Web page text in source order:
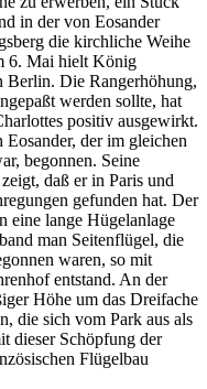
in der von Eosander
die kirchliche Weihe
6. Mai hielt König
Berlin. Die Rangerhöhung,
werden sollte, hat
positiv ausgewirkt.
der im gleichen
begonnen. Seine
daß er in Paris und
gefunden hat. Der
eine lange Hügelanlage
man Seitenflügel, die
waren, so mit
entstand. An der
Höhe um das Dreifache
die sich vom Park aus als
dieser Schöpfung der
Flügelbau